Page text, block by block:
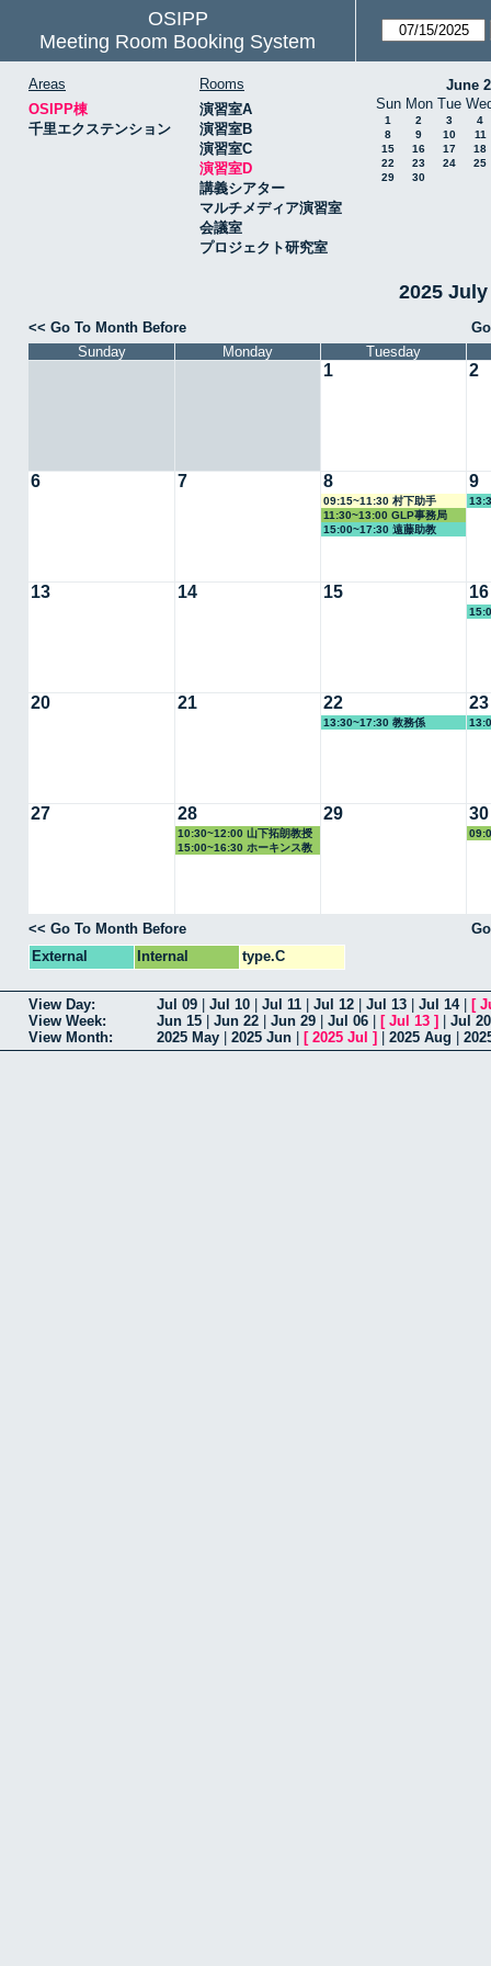
OSIPP
Meeting Room Booking System
Areas
OSIPP棟
千里エクステンション
Rooms
演習室A
演習室B
演習室C
演習室D
講義シアター
マルチメディア演習室
会議室
プロジェクト研究室
June
Sun Mon Tue
1 2 3
4
8
9 10
11
15
16 17
18
22
23 24
25
29
30
2025 July
<< Go To Month Before
Sunday
Monday Tuesday
1 2
6 7 8
09:15~11:30 村下助手
11:30~13:00 GLP事務局
15:00~17:30 遠藤助教
9
13 14 15 16
20 21 22
13:30~17:30 教務係
23
27 28
10:30~12:00 山下拓朗教授
15:00~16:30 ホーキンス教
29 30
<< Go To Month Before
External
Internal type.C
View Day: Jul 09 Jul 10 Jul 11 Jul 12 Jul 13 Jul 14| [
View Week:
Jun 15 Jun 22 Jun 29 Jul 06 [ Jul 13 ]
Jul 20
View Month:
2025 May 2025 Jun [ 2025 Jul ] 2025 Aug